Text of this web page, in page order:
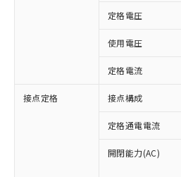
定格電圧
使用電圧
定格電流
接点定格 接点構成
定格通電電流
開閉能力(AC)
ご利用条件
以下の条件をお読みいた
ご利用ください。
本サービスは、当社
商品の当社在庫状況
(税抜)を提供させて
当社制御機器事業
対応予定：EU RoHS指令
有に対応した製品に切り
対応予定なし：EU RoHS
非含有に非対応の商品で
調査・確認中：EU RoHS
非含有の対応状況を調査
非該当品：ライセンス料
害物質有無と関係のない
仕入先様の事情により、
「○」：最大均質材料含
基準値以下であることを
「×」：最大均質材料含